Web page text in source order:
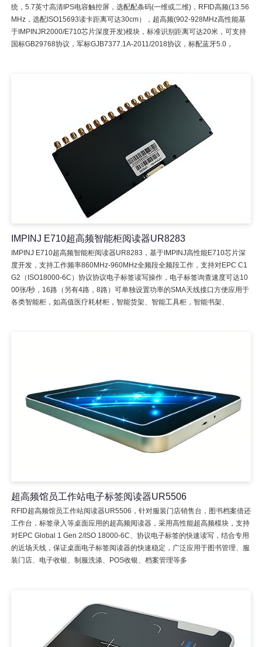
统，5.7英寸高清IPS电容触控屏，选配配条码(一维或二维)，RFID高频(13.56
MHz，选配ISO15693读卡距离可达30cm），超高频(902-928MHz高性能基
于IMPINJR2000/E710芯片深度开发)模块，标准识别距离可达20米，可支持
国标GB29768协议，军标GJB7377.1A-2011/2018协议，标配蓝牙5.0，
IMPINJ E710超高频智能柜阅读器UR8283
IMPINJ E710超高频智能柜阅读器UR8283，基于IMPINJ高性能E710芯片深
度开发，支持工作频率860MHz-960MHz全频段全频段工作，支持对EPC C1
G2（ISO18000-6C）协议协议电子标签读写操作，电子标签询查速度可达10
00张/秒，16路（另有4路，8路）可单独设置功率的SMA天线接口方便应用于
各类智能柜，如高值医疗耗材柜，智能货架、智能工具柜，智能书架、
超高频馆员工作站电子标签阅读器UR5506
RFID超高频馆员工作站阅读器UR5506，针对服装门店销售台，图书档案借还
工作台，标签录入等桌面应用的超高频阅读器，采用高性能超高频模块，支持
对EPC Global 1 Gen 2/ISO 18000-6C、协议电子标签的快速读写，结合专用
的近场天线，保证桌面电子标签阅读器的快速稳定，广泛应用于图书管理、服
装门店、电子收银、制服洗涤、POS收银、档案管理等多